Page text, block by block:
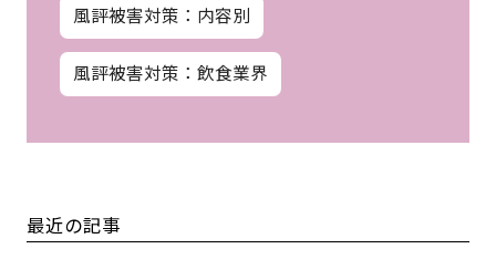
風評被害対策：内容別
風評被害対策：飲食業界
最近の記事